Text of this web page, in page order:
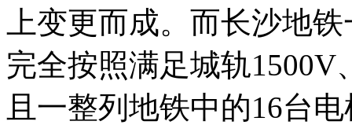
上变更而成。而长沙地
完全按照满足城轨
且一整列地铁中的16台